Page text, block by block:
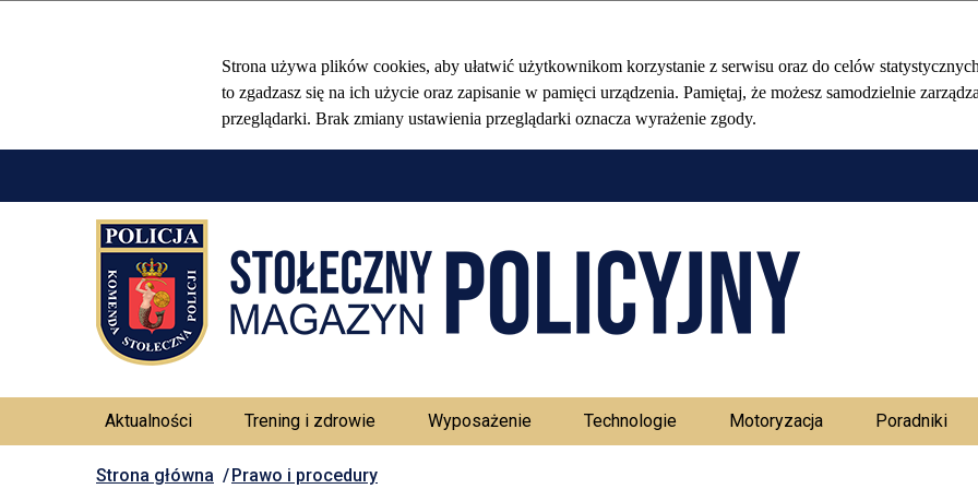
Stołeczny
Aktualności Trening i zdrowie Wyposażenie Technologie Motoryzacja Poradniki
Strona główna Prawo i procedury